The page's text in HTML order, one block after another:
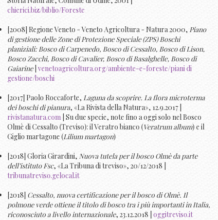
chierici.biz/biblio/Foreste
[2008] Regione Veneto - Veneto Agricoltura - Natura 2000, Piano
di gestione delle Zone di Protezione Speciale (ZPS) Boschi
planiziali: Bosco di Carpenedo, Bosco di Cessalto, Bosco di Lison,
Bosco Zacchi, Bosco di Cavalier, Bosco di Basalghelle, Bosco di
Gaiarine| venetoagricoltura.org/ambiente-e-foreste/piani di
gestione/boschi
[2017] Paolo Roccaforte, Laguna da scoprire. La flora microterma
dei boschi di pianura, «La Rivista della Natura», 12.9.2017 |
rivistanatura.com | Su due specie, note fino a oggi solo nel Bosco
Olmè di Cessalto (Treviso): il Veratro bianco (Veratrum album) e il
Giglio martagone (Lilium martagon)
[2018] Gloria Girardini, Nuova tutela per il bosco Olmè da parte
dell’istituto Fsc, «La Tribuna di treviso», 20/12/2018 |
tribunatreviso.gelocal.it
[2018] Cessalto, nuova certificazione per il bosco di Olmè. Il
polmone verde ottiene il titolo di bosco tra i più importanti in Italia,
riconosciuto a livello internazionale, 23.12.2018 | oggitreviso.it